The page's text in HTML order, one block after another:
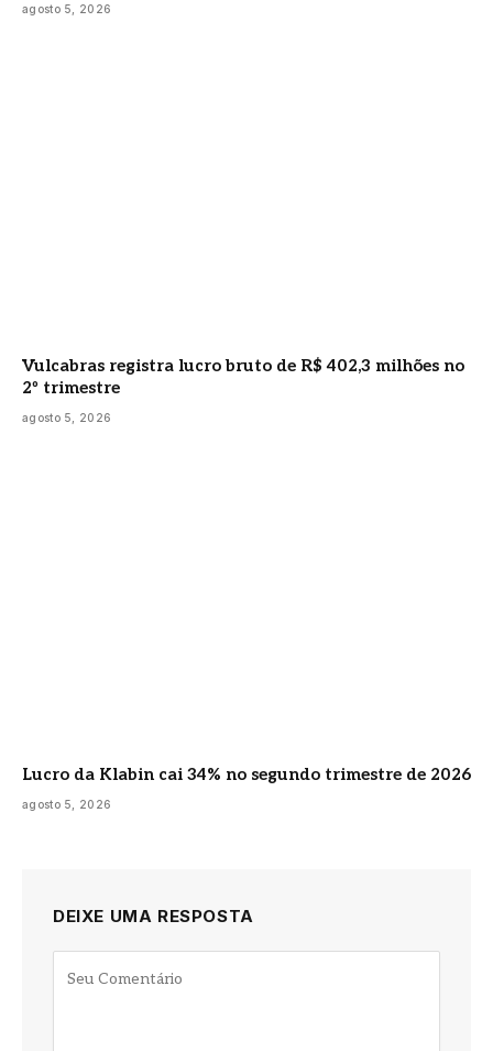
agosto 5, 2026
Vulcabras registra lucro bruto de R$ 402,3 milhões no
2º trimestre
agosto 5, 2026
Lucro da Klabin cai 34% no segundo trimestre de 2026
agosto 5, 2026
DEIXE UMA RESPOSTA